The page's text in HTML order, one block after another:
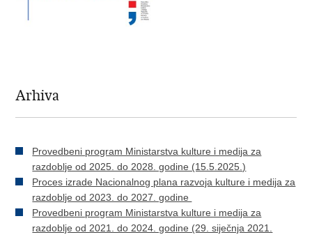
Arhiva
Provedbeni program Ministarstva kulture i medija za
razdoblje od 2025. do 2028. godine (15.5.2025.)
Proces izrade Nacionalnog plana razvoja kulture i medija za
razdoblje od 2023. do 2027. godine
Provedbeni program Ministarstva kulture i medija za
razdoblje od 2021. do 2024. godine (29. siječnja 2021.